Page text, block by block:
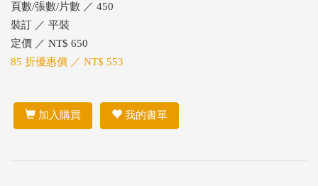
頁數/張數/片數 ／ 450
裝訂 ／ 平裝
定價 ／ NT$ 650
85 折優惠價 ／ NT$ 553
加入購買 我的書單